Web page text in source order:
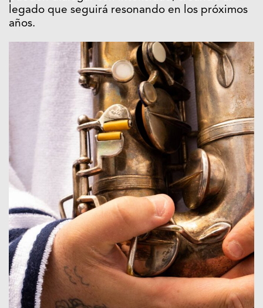
legado que seguirá resonando en los próximos
años.